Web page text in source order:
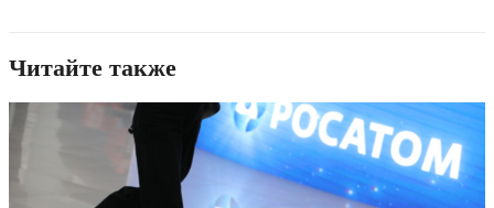
Читайте также